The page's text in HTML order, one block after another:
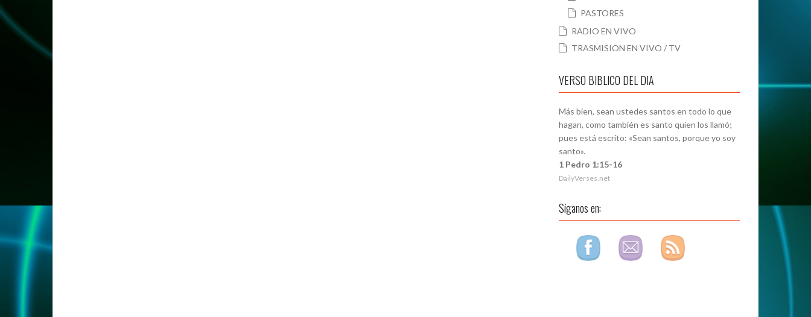
PASTORES
RADIO EN VIVO
TRASMISION EN VIVO / TV
VERSO BIBLICO DEL DIA
Más bien, sean ustedes santos en todo lo que
hagan, como también es santo quien los llamó;
pues está escrito: «Sean santos, porque yo soy
santo».
1 Pedro 1:15-16
DailyVerses.net
Síganos en: